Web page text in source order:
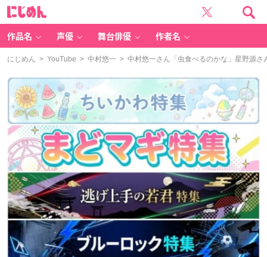
作品名 声優 舞台俳優 作者名
にじめん > YouTube > 中村悠一 > 中村悠一さん「虫食べるのかな」星野源さ